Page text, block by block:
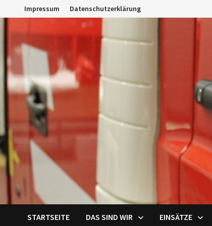
Inhalt
springen
Impressum Datenschutzerklärung
STARTSEITE DAS SIND WIR EINSÄTZE